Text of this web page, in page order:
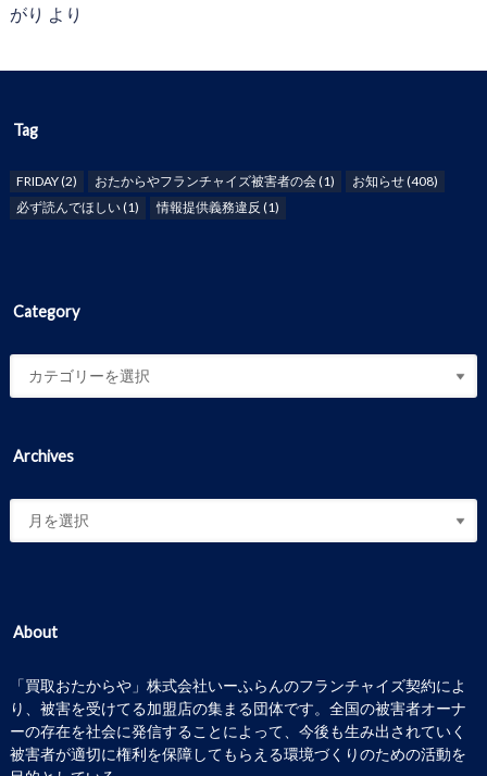
がり より
Tag
FRIDAY(2) おたからやフランチャイズ被害者の会(1) お知らせ(408)
必ず読んでほしい(1) 情報提供義務違反 (1)
Category
Archives
About
「買取おたからや」株式会社いーふらんのフランチャイズ契約によ
り、被害を受けてる加盟店の集まる団体です。全国の被害者オーナ
ーの存在を社会に発信することによって、今後も生み出されていく
被害者が適切に権利を保障してもらえる環境づくりのための活動を